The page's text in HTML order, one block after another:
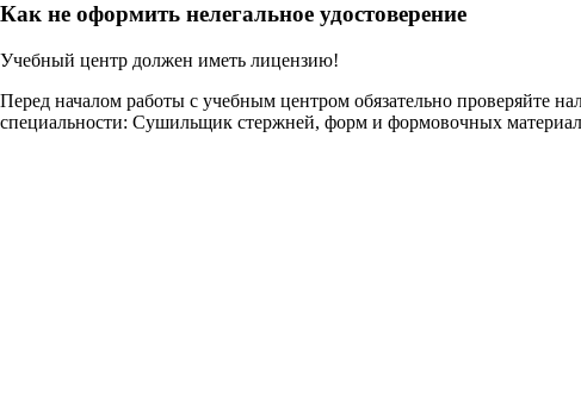
Как не оформить нелегальное удостоверение
Учебный центр должен иметь лицензию!
Перед началом работы с учебным центром обязательно проверяйте
специальности: Сушильщик стержней, форм и формовочных